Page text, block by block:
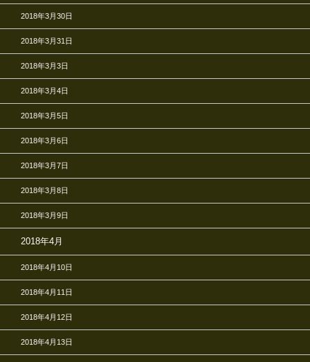
2018年3月30日
2018年3月31日
2018年3月3日
2018年3月4日
2018年3月5日
2018年3月6日
2018年3月7日
2018年3月8日
2018年3月9日
2018年4月
2018年4月10日
2018年4月11日
2018年4月12日
2018年4月13日